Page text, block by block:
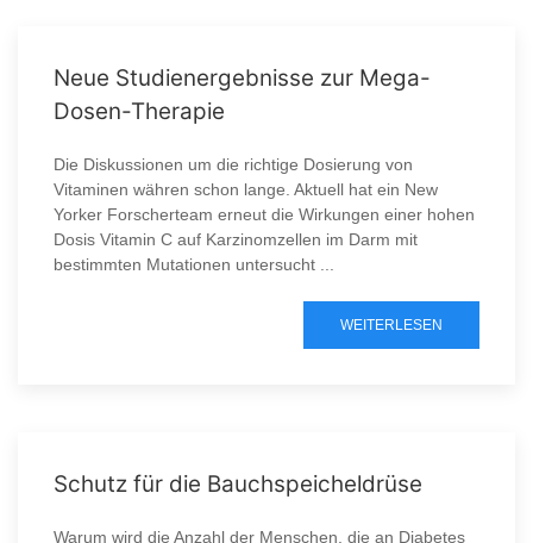
Neue Studienergebnisse zur Mega-
Dosen-Therapie
Die Diskussionen um die richtige Dosierung von
Vitaminen währen schon lange. Aktuell hat ein New
Yorker Forscherteam erneut die Wirkungen einer hohen
Dosis Vitamin C auf Karzinomzellen im Darm mit
bestimmten Mutationen untersucht ...
WEITERLESEN
Schutz für die Bauchspeicheldrüse
Warum wird die Anzahl der Menschen, die an Diabetes